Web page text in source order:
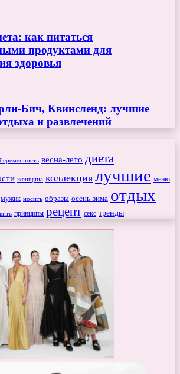
как питаться
продуктами для
здоровья
Бич, Квинсленд: лучшие
и развлечений
беременность весна-лето диета
женщина коллекция лучшие меню
мужик носить образы осень-зима отдых
принципы рецепт секс тренды